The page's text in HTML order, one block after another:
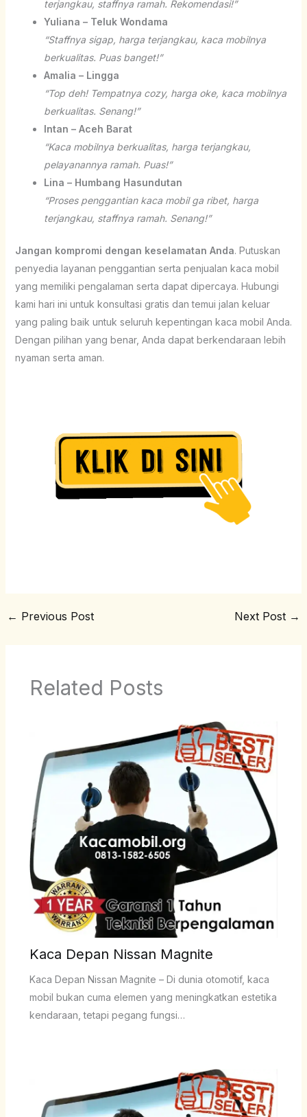
terjangkau, staffnya ramah. Rekomendasi!”
Yuliana – Teluk Wondama
“Staffnya sigap, harga terjangkau, kaca mobilnya
berkualitas. Puas banget!”
Amalia – Lingga
“Top deh! Tempatnya cozy, harga oke, kaca mobilnya
berkualitas. Senang!”
Intan – Aceh Barat
“Kaca mobilnya berkualitas, harga terjangkau,
pelayanannya ramah. Puas!”
Lina – Humbang Hasundutan
“Proses penggantian kaca mobil ga ribet, harga
terjangkau, staffnya ramah. Senang!”
Jangan kompromi dengan keselamatan Anda. Putuskan
penyedia layanan penggantian serta penjualan kaca mobil
yang memiliki pengalaman serta dapat dipercaya. Hubungi
kami hari ini untuk konsultasi gratis dan temui jalan keluar
yang paling baik untuk seluruh kepentingan kaca mobil Anda.
Dengan pilihan yang benar, Anda dapat berkendaraan lebih
nyaman serta aman.
← Previous Post Next Post →
Related Posts
Kaca Depan Nissan Magnite
Kaca Depan Nissan Magnite – Di dunia otomotif, kaca
mobil bukan cuma elemen yang meningkatkan estetika
kendaraan, tetapi pegang fungsi…